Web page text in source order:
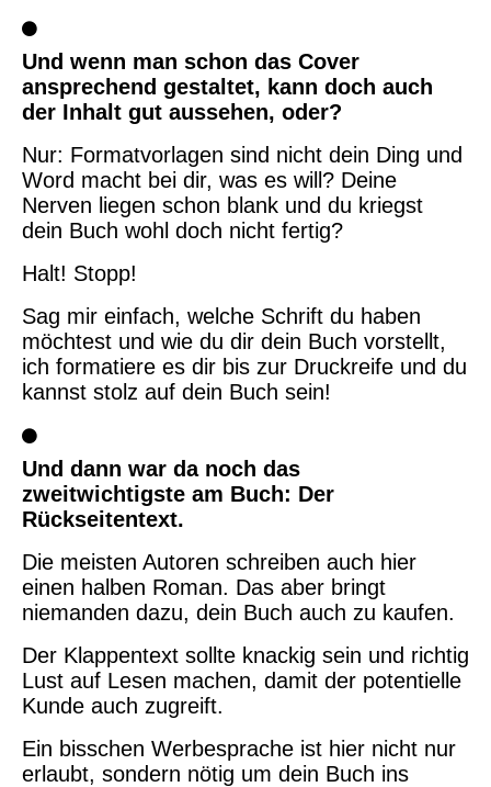
Und wenn man schon das Cover
ansprechend gestaltet, kann doch auch
der Inhalt gut aussehen, oder?
Nur: Formatvorlagen sind nicht dein Ding und
Word macht bei dir, was es will? Deine
Nerven liegen schon blank und du kriegst
dein Buch wohl doch nicht fertig?
Halt! Stopp!
Sag mir einfach, welche Schrift du haben
möchtest und wie du dir dein Buch vorstellt,
ich formatiere es dir bis zur Druckreife und du
kannst stolz auf dein Buch sein!
Und dann war da noch das
zweitwichtigste am Buch: Der
Rückseitentext.
Die meisten Autoren schreiben auch hier
einen halben Roman. Das aber bringt
niemanden dazu, dein Buch auch zu kaufen.
Der Klappentext sollte knackig sein und richtig
Lust auf Lesen machen, damit der potentielle
Kunde auch zugreift.
Ein bisschen Werbesprache ist hier nicht nur
erlaubt, sondern nötig um dein Buch ins